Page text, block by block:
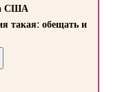
США
такая: обещать и